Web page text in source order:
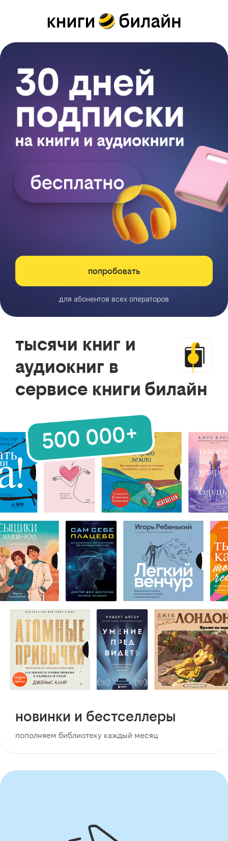
попробовать
для абонентов всех операторов
тысячи книг и
аудиокниг в
сервисе книги билайн
новинки и бестселлеры
пополняем библиотеку каждый месяц